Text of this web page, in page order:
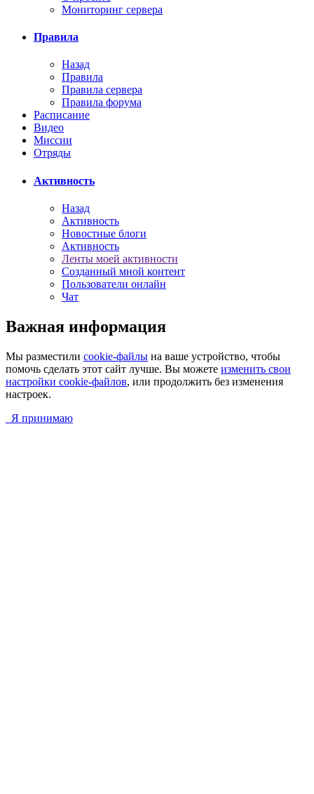
Мониторинг сервера
Правила
Назад
Правила
Правила сервера
Правила форума
Расписание
Видео
Миссии
Отряды
Активность
Назад
Активность
Новостные блоги
Активность
Ленты моей активности
Созданный мной контент
Пользователи онлайн
Чат
Важная информация
Мы разместили cookie-файлы на ваше устройство, чтобы
помочь сделать этот сайт лучше. Вы можете изменить свои
настройки cookie-файлов, или продолжить без изменения
настроек.
Я принимаю